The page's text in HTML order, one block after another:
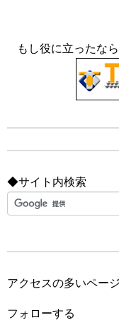
もし役に立ったな
◆サイト内検索
アクセスの多いペー
フォローする